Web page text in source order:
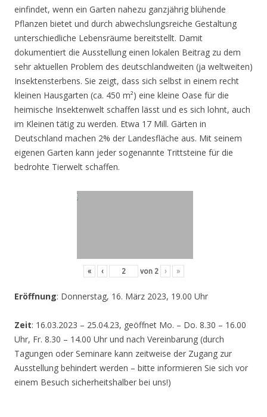
einfindet, wenn ein Garten nahezu ganzjährig blühende
Pflanzen bietet und durch abwechslungsreiche Gestaltung
unterschiedliche Lebensräume bereitstellt. Damit
dokumentiert die Ausstellung einen lokalen Beitrag zu dem
sehr aktuellen Problem des deutschlandweiten (ja weltweiten)
Insektensterbens. Sie zeigt, dass sich selbst in einem recht
kleinen Hausgarten (ca. 450 m²) eine kleine Oase für die
heimische Insektenwelt schaffen lässt und es sich lohnt, auch
im Kleinen tätig zu werden. Etwa 17 Mill. Gärten in
Deutschland machen 2% der Landesfläche aus. Mit seinem
eigenen Garten kann jeder sogenannte Trittsteine für die
bedrohte Tierwelt schaffen.
« ‹ von 2 › »
Eröffnung: Donnerstag, 16. März 2023, 19.00 Uhr
Zeit: 16.03.2023 – 25.04.23, geöffnet Mo. – Do. 8.30 – 16.00
Uhr, Fr. 8.30 – 14.00 Uhr und nach Vereinbarung (durch
Tagungen oder Seminare kann zeitweise der Zugang zur
Ausstellung behindert werden – bitte informieren Sie sich vor
einem Besuch sicherheitshalber bei uns!)